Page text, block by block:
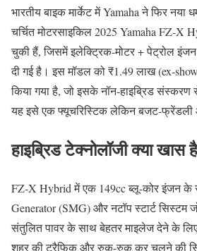
भारतीय बाइक मार्केट में Yamaha ने फिर
चर्चित मोटरसाइकिल 2025 Yamaha FZ‑X
चुकी हैं, जिसमें इलेक्ट्रिक-मोटर + पेट्रोल इंजन
दी गई है। इस मॉडल को ₹1.49 लाख
किया गया है, जो इसके नॉन‑हाइब्रिड संस्करण
यह इसे एक फ्यूचरिस्टिक लेकिन बजट‑फ्रेंडली
हाइब्रिड टेक्नोलॉजी क्या खास है
FZ‑X Hybrid में एक 149cc ब्लू-कोर इंजन के
Generator (SMG) और नटॉप स्टार्ट सिस्टम
संतुलित पावर के साथ बेहतर माइलेज देने के
शहर की ट्रैफिक और रुक-रुक कर चलने की